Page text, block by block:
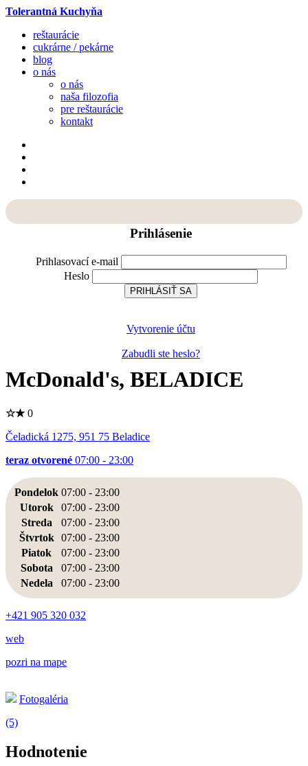
Tolerantná Kuchyňa
reštaurácie
cukrárne / pekárne
blog
o nás
o nás
naša filozofia
pre reštaurácie
kontakt
Prihlásenie
Prihlasovací e-mail
Heslo
Vytvorenie účtu
Zabudli ste heslo?
McDonald's, BELADICE
☆★0
Čeladická 1275, 951 75 Beladice
teraz otvorené 07:00 - 23:00
Pondelok 07:00 - 23:00
Utorok
07:00 - 23:00
Streda
07:00 - 23:00
Štvrtok
07:00 - 23:00
Piatok
07:00 - 23:00
Sobota
07:00 - 23:00
Nedela
07:00 - 23:00
+421 905 320 032
web
pozri na mape
Fotogaléria
(5)
Hodnotenie